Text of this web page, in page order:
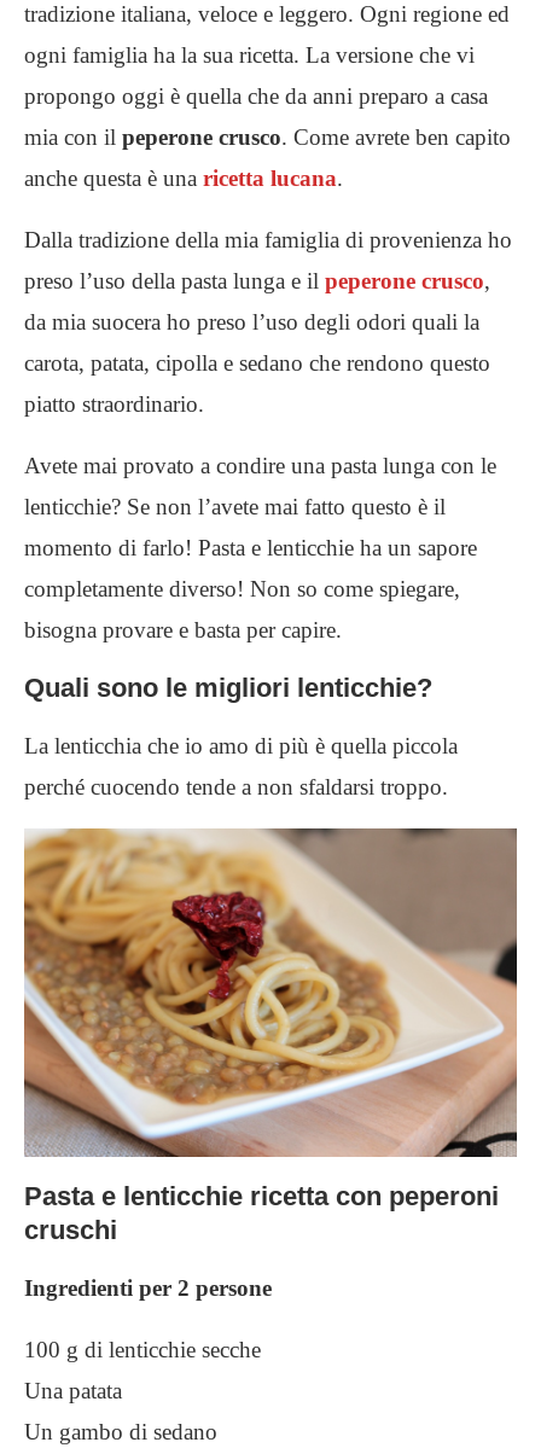
tradizione italiana, veloce e leggero. Ogni regione ed
ogni famiglia ha la sua ricetta. La versione che vi
propongo oggi è quella che da anni preparo a casa
mia con il peperone crusco. Come avrete ben capito
anche questa è una ricetta lucana.
Dalla tradizione della mia famiglia di provenienza ho
preso l’uso della pasta lunga e il peperone crusco,
da mia suocera ho preso l’uso degli odori quali la
carota, patata, cipolla e sedano che rendono questo
piatto straordinario.
Avete mai provato a condire una pasta lunga con le
lenticchie? Se non l’avete mai fatto questo è il
momento di farlo! Pasta e lenticchie ha un sapore
completamente diverso! Non so come spiegare,
bisogna provare e basta per capire.
Quali sono le migliori lenticchie?
La lenticchia che io amo di più è quella piccola
perché cuocendo tende a non sfaldarsi troppo.
Pasta e lenticchie ricetta con peperoni
cruschi
Ingredienti per 2 persone
100 g di lenticchie secche
Una patata
Un gambo di sedano